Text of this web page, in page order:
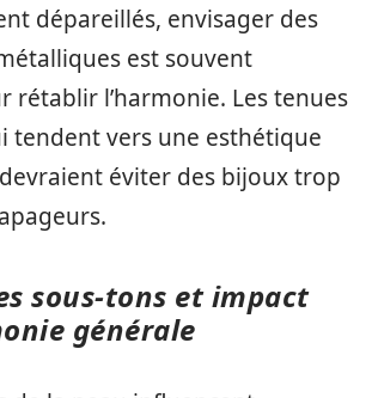
dépareillés, envisager des
est souvent
rétablir l’harmonie. Les tenues
tendent vers une esthétique
éviter des bijoux trop
sous-tons et impact
générale